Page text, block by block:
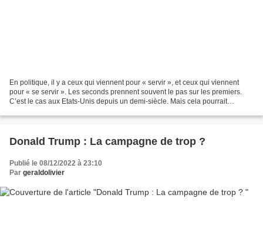
En politique, il y a ceux qui viennent pour « servir », et ceux qui viennent
pour « se servir ». Les seconds prennent souvent le pas sur les premiers.
C’est le cas aux Etats-Unis depuis un demi-siècle. Mais cela pourrait
Donald Trump : La campagne de trop ?
Publié le 08/12/2022 à 23:10
Par geraldolivier